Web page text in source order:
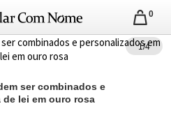
0
1/4
ser combinados e
lei em ouro rosa